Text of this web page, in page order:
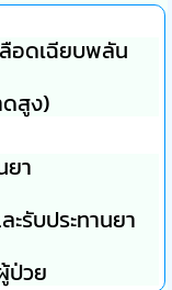
ลือดเฉียบพลัน
ดสูง)
ยา
ะรับประทานยา
ป่วย